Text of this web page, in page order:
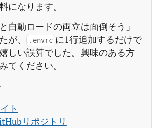
になります。
自動ロードの両立は面倒そう」
が、
.envrc に1行追加するだけで
しい誤算でした。興味のある方
てください。
ト
リポジトリ